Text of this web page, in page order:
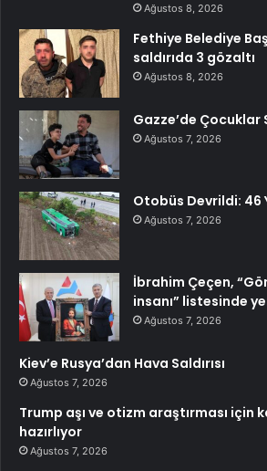
Ağustos 8, 2026
Fethiye Belediye
saldırıda 3 gözaltı
Ağustos 8, 2026
Gazze’de Çocuklar
Ağustos 7, 2026
Otobüs Devrildi: 46
Ağustos 7, 2026
İbrahim Çeçen,
insanı” listesinde
Ağustos 7, 2026
Kiev’e Rusya’dan Hava Saldırısı
Ağustos 7, 2026
Trump aşı ve otizm araştırması için
hazırlıyor
Ağustos 7, 2026